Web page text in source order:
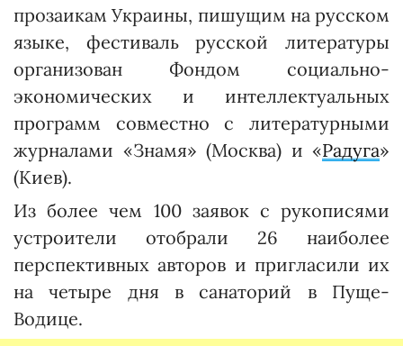
прозаикам Украины, пишущим на русском
языке, фестиваль русской литературы
организован Фондом социально-
экономичес­ких и интеллектуальных
программ совместно с литературными
журналами «Знамя» (Москва) и «Радуга»
(Киев).
Из более чем 100 заявок с рукописями
устроители отобрали 26 наиболее
перспективных авторов и пригласили их
на четыре дня в санаторий в Пуще-
Водице.